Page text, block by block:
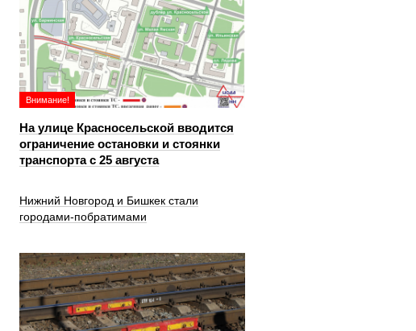
Внимание!
На улице Красносельской вводится
ограничение остановки и стоянки
транспорта с 25 августа
Нижний Новгород и Бишкек стали
городами-побратимами